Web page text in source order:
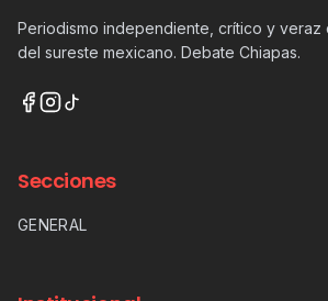
Periodismo independiente, crítico y
del sureste mexicano. Debate Chiapas.
Secciones
GENERAL